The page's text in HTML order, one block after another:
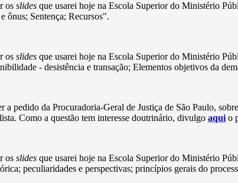
os slides que usarei hoje na Escola Superior do Ministério
ônus; Sentença; Recursos".
os slides que usarei hoje na Escola Superior do Ministério
- desistência e transação; Elementos objetivos da
a pedido da Procuradoria-Geral de Justiça de São Paulo,
Como a questão tem interesse doutrinário, divulgo aqui o
os slides que usarei hoje na Escola Superior do Ministério
peculiaridades e perspectivas; princípios gerais do